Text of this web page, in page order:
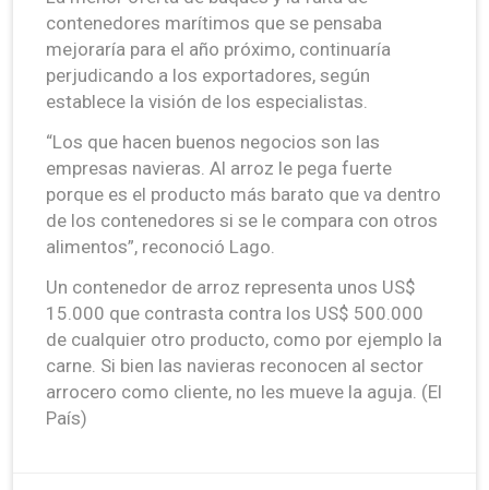
contenedores marítimos que se pensaba
mejoraría para el año próximo, continuaría
perjudicando a los exportadores, según
establece la visión de los especialistas.
“Los que hacen buenos negocios son las
empresas navieras. Al arroz le pega fuerte
porque es el producto más barato que va dentro
de los contenedores si se le compara con otros
alimentos”, reconoció Lago.
Un contenedor de arroz representa unos US$
15.000 que contrasta contra los US$ 500.000
de cualquier otro producto, como por ejemplo la
carne. Si bien las navieras reconocen al sector
arrocero como cliente, no les mueve la aguja. (El
País)